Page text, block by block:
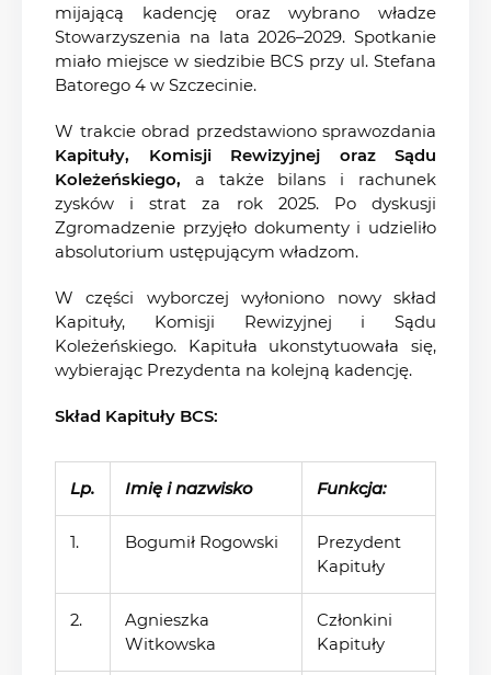
mijającą kadencję oraz wybrano władze
Stowarzyszenia na lata 2026–2029. Spotkanie
miało miejsce w siedzibie BCS przy ul. Stefana
Batorego 4 w Szczecinie.
W trakcie obrad przedstawiono sprawozdania
Kapituły, Komisji Rewizyjnej oraz Sądu
Koleżeńskiego, a także bilans i rachunek
zysków i strat za rok 2025. Po dyskusji
Zgromadzenie przyjęło dokumenty i udzieliło
absolutorium ustępującym władzom.
W części wyborczej wyłoniono nowy skład
Kapituły, Komisji Rewizyjnej i Sądu
Koleżeńskiego. Kapituła ukonstytuowała się,
wybierając Prezydenta na kolejną kadencję.
Skład Kapituły BCS:
Lp. Imię i nazwisko Funkcja:
1. Bogumił Rogowski
Prezydent
Kapituły
2.
Agnieszka
Witkowska
Członkini
Kapituły